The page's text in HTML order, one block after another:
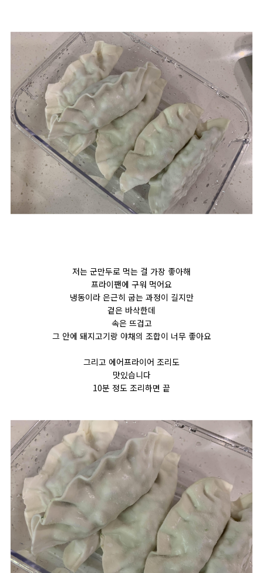
저는 군만두로 먹는 걸 가장 좋아해
프라이팬에 구워 먹어요
냉동이라 은근히 굽는 과정이 길지만
겉은 바삭한데
속은 뜨겁고
그 안에 돼지고기랑 야채의 조합이 너무 좋아요
그리고 에어프라이어 조리도
맛있습니다
10분 정도 조리하면 끝